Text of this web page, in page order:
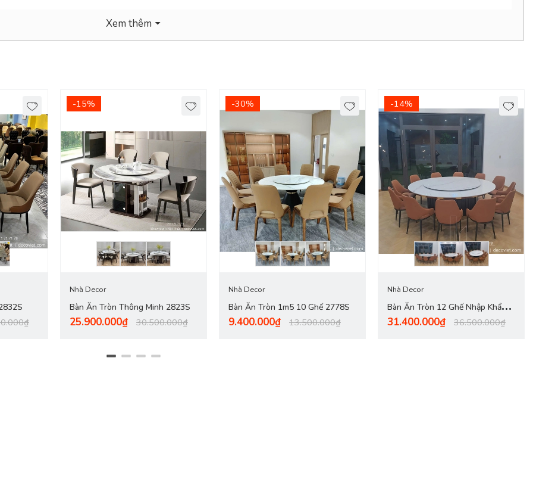
Hoà, TDM Bình Dương
Minh!
này vừa mang đến phong cách hiện đại, vừa sang trọng lại dễ sử dụng và tuổi thọ cao. Phần mặt đá sử dụng đá ceramic nhập cao cấp
trọng.
Xem thêm
-15%
Nhà Decor
Bàn Ăn Tròn Thông Minh 2823S
25.900.000₫ 30.500.000₫
-30%
Nhà Decor
Bàn Ăn Tròn 1m5 10 Ghế 2778S
9.400.000₫ 13.500.000₫
-14%
Nhà Decor
Bàn Ăn Tròn 12 Ghế Nhập Khẩu
2785S
31.400.000₫ 36.500.000₫